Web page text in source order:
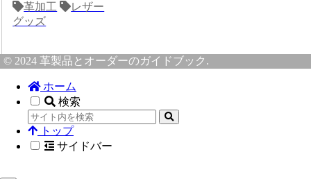
革加工
レザー
グッズ
© 2024 革製品とオーダーのガイドブック.
ホーム
検索
トップ
サイドバー